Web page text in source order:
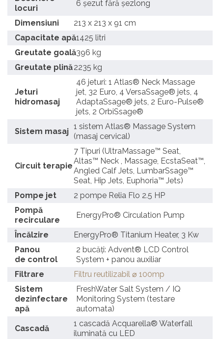
locuri
6 șezut fără șezlong
Dimensiuni
213 x 213 x 91 cm
Capacitate apă1425 litri
Greutate goală396 kg
Greutate plină2235 kg
Jeturi
hidromasaj
46 jeturi: 1 Atlas® Neck Massage
jet, 32 Euro, 4 VersaSsage® jets, 4
AdaptaSsage® jets, 2 Euro-Pulse®
jets, 2 OrbiSsage®
Sistem masaj
1 sistem Atlas® Massage System
(masaj cervical)
Circuit terapie
7 Tipuri (UltraMassage™ Seat,
Altas™ Neck , Massage, EcstaSeat™,
Angled Calf Jets, LumbarSsage™
Seat, Hip Jets, Euphoria™ Jets)
Pompe jet
2 pompe Relia Flo 2.5 HP
Pompă
recirculare
EnergyPro® Circulation Pump
Încălzire
EnergyPro® Titanium Heater, 3 Kw
Panou
de control
2 bucăți: Advent® LCD Control
System + panou auxiliar
Filtrare
Filtru reutilizabil ⌀ 100mp
Sistem
dezinfectare
apă
FreshWater Salt System / IQ
Monitoring System (testare
automata)
Cascadă
1 cascadă Acquarella® Waterfall
iluminată cu LED